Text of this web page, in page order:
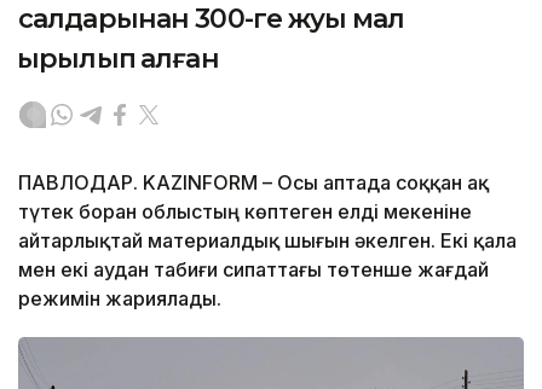
салдарынан 300-ге жуық мал
қырылып қалған
ПАВЛОДАР. KAZINFORM – Осы аптада соққан ақ
түтек боран облыстың көптеген елді мекеніне
айтарлықтай материалдық шығын әкелген. Екі қала
мен екі аудан табиғи сипаттағы төтенше жағдай
режимін жариялады.